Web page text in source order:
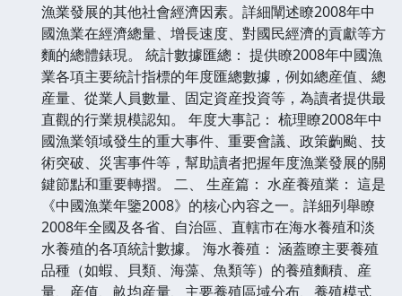
漁業發展的其他社會經濟因素。詳細闡述瞭2008年中
國漁業在經濟總量、增長速度、對國民經濟的貢獻等方
麵的總體錶現。 統計數據匯總： 提供瞭2008年中國漁
業各項主要統計指標的年度匯總數據，例如總産值、總
産量、從業人員數量、固定資産投資等，為讀者提供最
直觀的行業規模認知。 年度大事記： 梳理瞭2008年中
國漁業領域發生的重大事件、重要會議、政策齣颱、技
術突破、災害事件等，幫助讀者把握年度漁業發展的關
鍵節點和重要轉摺。 二、 生産篇： 水産養殖業： 這是
《中國漁業年鑒2008》的核心內容之一。詳細列舉瞭
2008年全國及各省、自治區、直轄市在海水養殖和淡
水養殖的各項統計數據。 海水養殖： 涵蓋瞭主要養殖
品種（如蝦、貝類、海藻、魚類等）的養殖麵積、産
量、産值、畝均産量、主要養殖區域分布、養殖模式